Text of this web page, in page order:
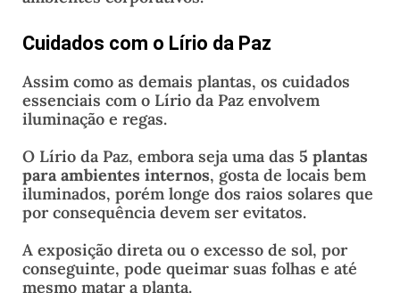
Cuidados com o Lírio da Paz
Assim como as demais plantas, os cuidados
essenciais com o Lírio da Paz envolvem
iluminação e regas.
O Lírio da Paz, embora seja uma das 5 plantas
para ambientes internos, gosta de locais bem
iluminados, porém longe dos raios solares que
por consequência devem ser evitatos.
A exposição direta ou o excesso de sol, por
conseguinte, pode queimar suas folhas e até
mesmo matar a planta.